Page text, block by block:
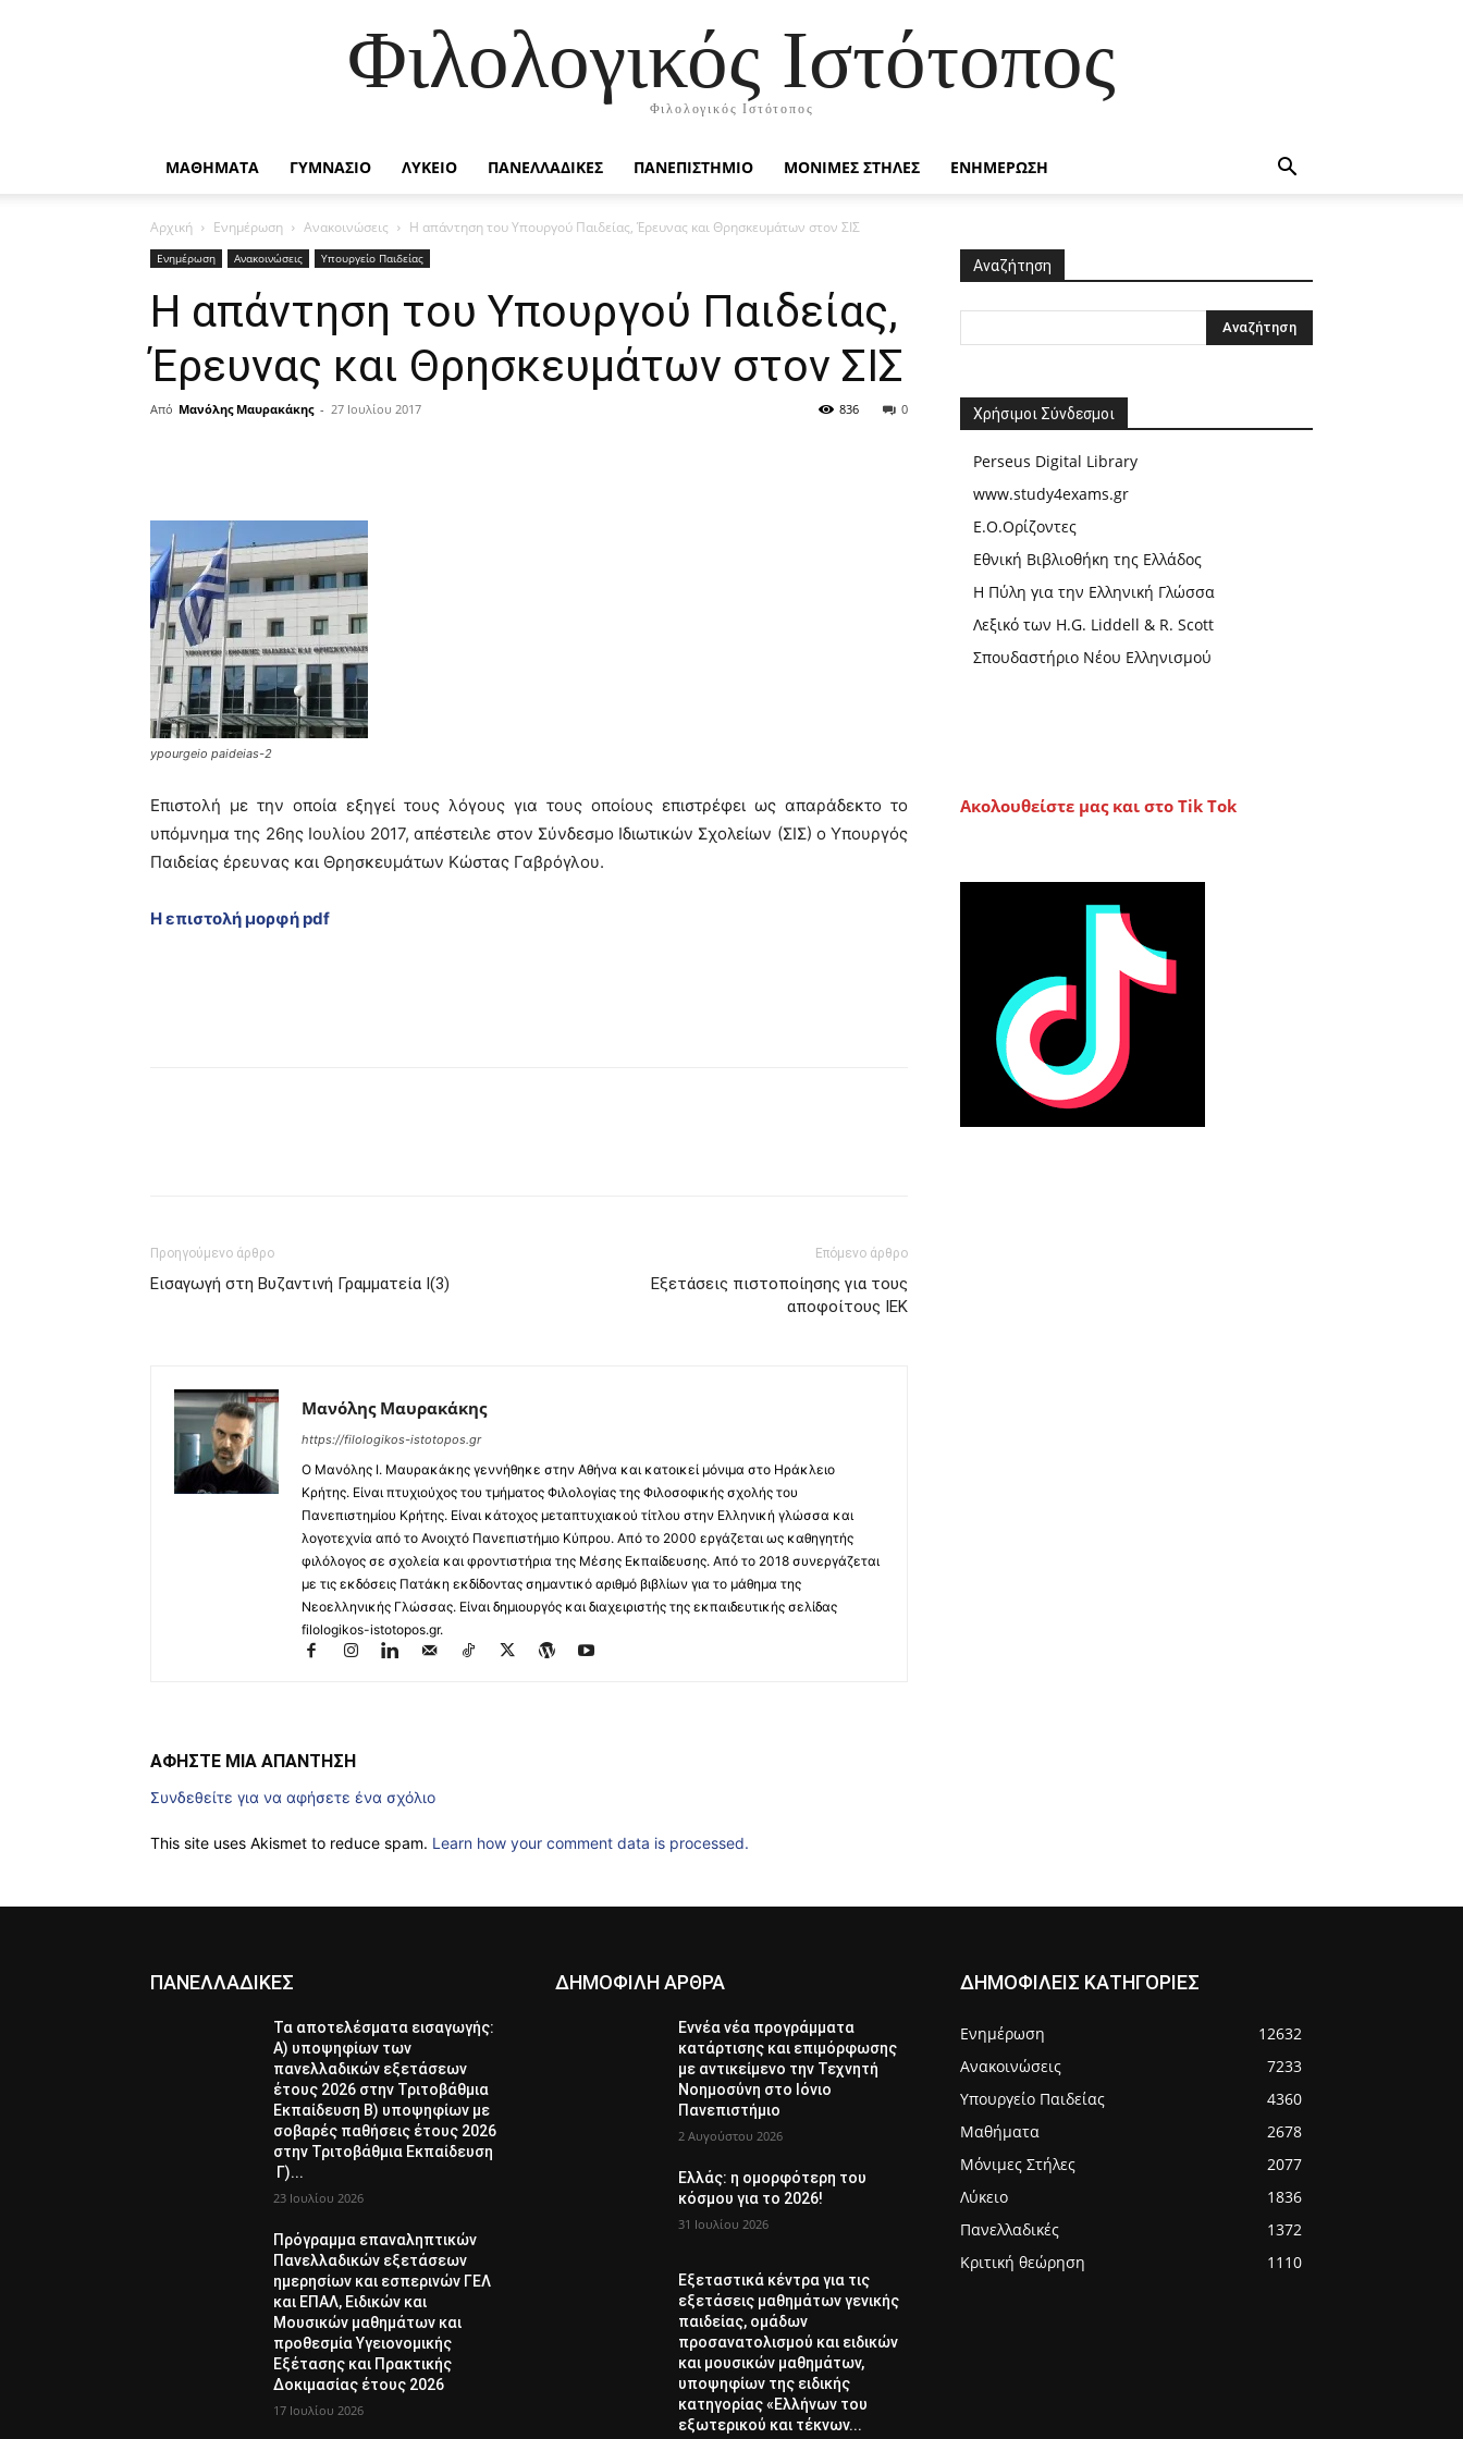
Φιλολογικός Ιστότοπος
Φιλολογικός Ιστότοπος
ΜΑΘΗΜΑΤΑ ΓΥΜΝΑΣΙΟ ΛΥΚΕΙΟ ΠΑΝΕΛΛΑΔΙΚΕΣ ΠΑΝΕΠΙΣΤΗΜΙΟ ΜΟΝΙΜΕΣ ΣΤΗΛΕΣ ΕΝΗΜΕΡΩΣΗ
Αρχική Ενημέρωση Ανακοινώσεις Η απάντηση του Υπουργού Παιδείας, Έρευνας και Θρησκευμάτων στον ΣΙΣ
Ενημέρωση Ανακοινώσεις Υπουργείο Παιδείας
Η απάντηση του Υπουργού Παιδείας,
Έρευνας και Θρησκευμάτων στον ΣΙΣ
Από Μανόλης Μαυρακάκης - 27 Ιουλίου 2017 0
836
ypourgeio paideias-2
Επιστολή με την οποία εξηγεί τους λόγους για τους οποίους επιστρέφει ως απαράδεκτο το
υπόμνημα της 26ης Ιουλίου 2017, απέστειλε στον Σύνδεσμο Ιδιωτικών Σχολείων (ΣΙΣ) ο Υπουργός
Παιδείας έρευνας και Θρησκευμάτων Κώστας Γαβρόγλου.
H επιστολή μορφή pdf
Προηγούμενο άρθρο
Εισαγωγή στη Βυζαντινή Γραμματεία Ι(3)
Επόμενο άρθρο
Εξετάσεις πιστοποίησης για τους
αποφοίτους ΙΕΚ
Μανόλης Μαυρακάκης
https://filologikos-istotopos.gr
Ο Μανόλης I. Μαυρακάκης γεννήθηκε στην Αθήνα και κατοικεί μόνιμα στο Ηράκλειο
Κρήτης. Είναι πτυχιούχος του τμήματος Φιλολογίας της Φιλοσοφικής σχολής του
Πανεπιστημίου Κρήτης. Είναι κάτοχος μεταπτυχιακού τίτλου στην Ελληνική γλώσσα και
λογοτεχνία από το Ανοιχτό Πανεπιστήμιο Κύπρου. Από το 2000 εργάζεται ως καθηγητής
φιλόλογος σε σχολεία και φροντιστήρια της Μέσης Εκπαίδευσης. Από το 2018 συνεργάζεται
με τις εκδόσεις Πατάκη εκδίδοντας σημαντικό αριθμό βιβλίων για το μάθημα της
Νεοελληνικής Γλώσσας. Είναι δημιουργός και διαχειριστής της εκπαιδευτικής σελίδας
filologikos-istotopos.gr.
ΑΦΗΣΤΕ ΜΙΑ ΑΠΑΝΤΗΣΗ
Συνδεθείτε για να αφήσετε ένα σχόλιο
This site uses Akismet to reduce spam. Learn how your comment data is processed.
Αναζήτηση
Χρήσιμοι Σύνδεσμοι
Perseus Digital Library
www.study4exams.gr
Ε.Ο.Ορίζοντες
Εθνική Βιβλιοθήκη της Ελλάδος
Η Πύλη για την Ελληνική Γλώσσα
Λεξικό των H.G. Liddell & R. Scott
Σπουδαστήριο Νέου Ελληνισμού
Ακολουθείστε μας και στο Tik Tok
ΠΑΝΕΛΛΑΔΙΚΕΣ
Τα αποτελέσματα εισαγωγής:
Α) υποψηφίων των
πανελλαδικών εξετάσεων
έτους 2026 στην Τριτοβάθμια
Εκπαίδευση Β) υποψηφίων με
σοβαρές παθήσεις έτους 2026
στην Τριτοβάθμια Εκπαίδευση
Γ)...
23 Ιουλίου 2026
Πρόγραμμα επαναληπτικών
Πανελλαδικών εξετάσεων
ημερησίων και εσπερινών ΓΕΛ
και ΕΠΑΛ, Ειδικών και
Μουσικών μαθημάτων και
προθεσμία Υγειονομικής
Εξέτασης και Πρακτικής
Δοκιμασίας έτους 2026
17 Ιουλίου 2026
ΔΗΜΟΦΙΛΗ ΑΡΘΡΑ
Εννέα νέα προγράμματα
κατάρτισης και επιμόρφωσης
με αντικείμενο την Τεχνητή
Νοημοσύνη στο Ιόνιο
Πανεπιστήμιο
2 Αυγούστου 2026
Ελλάς: η ομορφότερη του
κόσμου για το 2026!
31 Ιουλίου 2026
Εξεταστικά κέντρα για τις
εξετάσεις μαθημάτων γενικής
παιδείας, ομάδων
προσανατολισμού και ειδικών
και μουσικών μαθημάτων,
υποψηφίων της ειδικής
κατηγορίας «Ελλήνων του
εξωτερικού και τέκνων...
ΔΗΜΟΦΙΛΕΙΣ ΚΑΤΗΓΟΡΙΕΣ
Ενημέρωση
12632
Ανακοινώσεις
7233
Υπουργείο Παιδείας
4360
Μαθήματα
2678
Μόνιμες Στήλες
2077
Λύκειο
1836
Πανελλαδικές
1372
Κριτική θεώρηση
1110